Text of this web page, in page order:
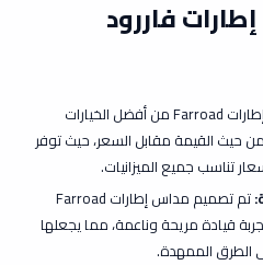
إطارات فاررود
تُعد إطارات Farroad من أفضل الخيارات
القيمة مقابل السعر، حيث توفر
تناسب جميع الميزانيات.
تم تصميم مداس إطارات Farroad
قيادة مريحة وناعمة، مما يجعلها
الطرق الممهدة.